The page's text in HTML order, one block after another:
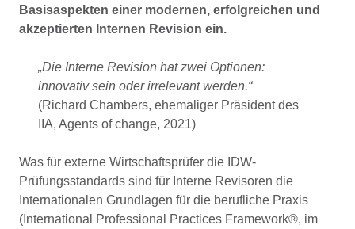
Basisaspekten einer modernen, erfolgreichen und
akzeptierten Internen Revision ein.
„Die Interne Revision hat zwei Optionen:
innovativ sein oder irrelevant werden.“
(Richard Chambers, ehemaliger Präsident des
IIA, Agents of change, 2021)
Was für externe Wirtschaftsprüfer die IDW-
Prüfungsstandards sind für Interne Revisoren die
Internationalen Grundlagen für die berufliche Praxis
( International Professional Practices Framework®, im